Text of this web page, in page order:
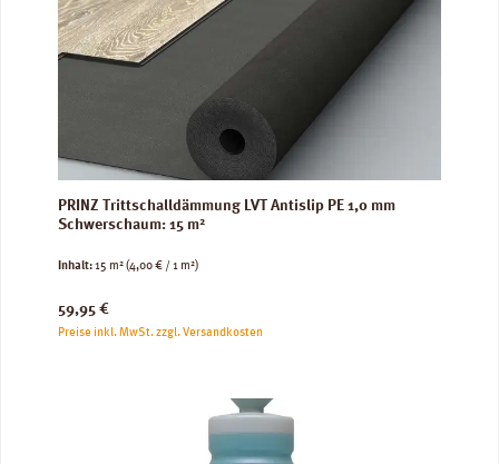
PRINZ Trittschalldämmung LVT Antislip PE 1,0 mm
Schwerschaum: 15 m²
Inhalt:15 m²(4,00 € / 1 m²)
Regulärer Preis:
59,95 €
Preise inkl. MwSt. zzgl. Versandkosten